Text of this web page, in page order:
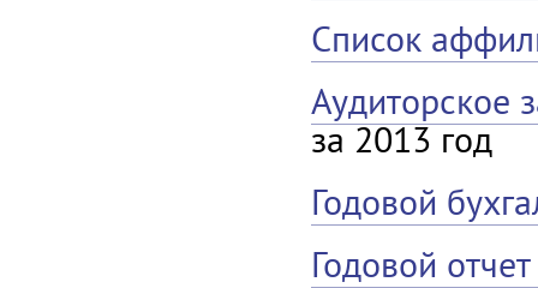
Список
Аудиторское
за 2013 год
Годовой
Годовой